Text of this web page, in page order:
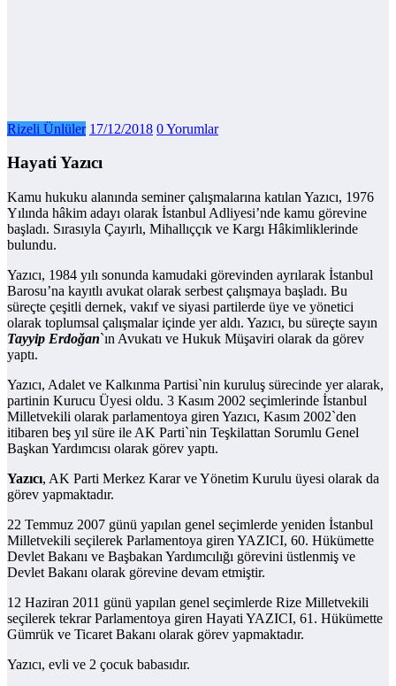
Rizeli Ünlüler 17/12/2018 0 Yorumlar
Hayati Yazıcı
Kamu hukuku alanında seminer çalışmalarına katılan Yazıcı, 1976
Yılında hâkim adayı olarak İstanbul Adliyesi’nde kamu görevine
başladı. Sırasıyla Çayırlı, Mihallıççık ve Kargı Hâkimliklerinde
bulundu.
Yazıcı, 1984 yılı sonunda kamudaki görevinden ayrılarak İstanbul
Barosu’na kayıtlı avukat olarak serbest çalışmaya başladı. Bu
süreçte çeşitli dernek, vakıf ve siyasi partilerde üye ve yönetici
olarak toplumsal çalışmalar içinde yer aldı. Yazıcı, bu süreçte sayın
Tayyip Erdoğan`ın Avukatı ve Hukuk Müşaviri olarak da görev
yaptı.
Yazıcı, Adalet ve Kalkınma Partisi`nin kuruluş sürecinde yer alarak,
partinin Kurucu Üyesi oldu. 3 Kasım 2002 seçimlerinde İstanbul
Milletvekili olarak parlamentoya giren Yazıcı, Kasım 2002`den
itibaren beş yıl süre ile AK Parti`nin Teşkilattan Sorumlu Genel
Başkan Yardımcısı olarak görev yaptı.
Yazıcı, AK Parti Merkez Karar ve Yönetim Kurulu üyesi olarak da
görev yapmaktadır.
22 Temmuz 2007 günü yapılan genel seçimlerde yeniden İstanbul
Milletvekili seçilerek Parlamentoya giren YAZICI, 60. Hükümette
Devlet Bakanı ve Başbakan Yardımcılığı görevini üstlenmiş ve
Devlet Bakanı olarak görevine devam etmiştir.
12 Haziran 2011 günü yapılan genel seçimlerde Rize Milletvekili
seçilerek tekrar Parlamentoya giren Hayati YAZICI, 61. Hükümette
Gümrük ve Ticaret Bakanı olarak görev yapmaktadır.
Yazıcı, evli ve 2 çocuk babasıdır.